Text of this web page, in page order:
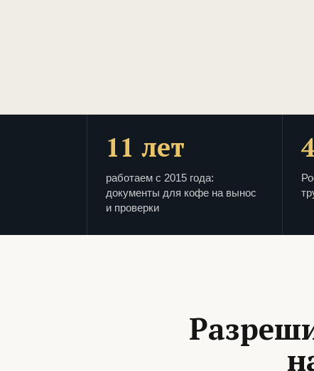
11 лет
работаем с 2015 года:
документы для кофе на вынос
и проверки